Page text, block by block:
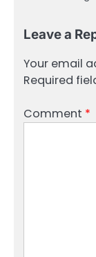
Leave a
Your email
Required
Comment *